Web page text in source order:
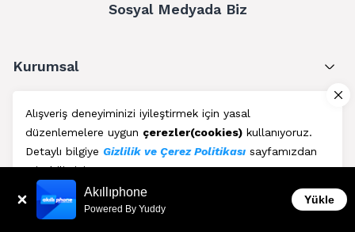
Alışveriş deneyiminizi iyileştirmek için yasal
düzenlemelere uygun çerezler(cookies) kullanıyoruz.
Detaylı bilgiye Gizlilik ve Çerez Politikası sayfamızdan
erişebilirsiniz.
Kabul Et
Sosyal Medyada Biz
Kurumsal
Müşteri Hizmetleri
Üyelik
Blog Akıllıphone
Powered By Yuddy
Yükle